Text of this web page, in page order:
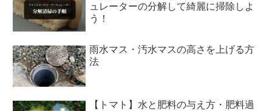
ュレーターの分解して綺麗に掃除しよ
う！
雨水マス・汚水マスの高さを上げる方
法
【トマト】水と肥料の与え方・肥料過